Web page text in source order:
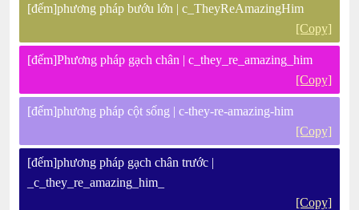
[đếm]phương pháp bướu lớn | c_TheyReAmazingHim
[Copy]
[đếm]Phương pháp gạch chân | c_they_re_amazing_him
[Copy]
[đếm]phương pháp cột sống | c-they-re-amazing-him
[Copy]
[đếm]phương pháp gạch chân trước |
_c_they_re_amazing_him_
[Copy]